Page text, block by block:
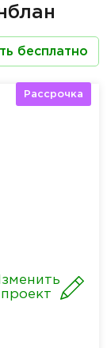
бесплатно
Рассрочка
проект